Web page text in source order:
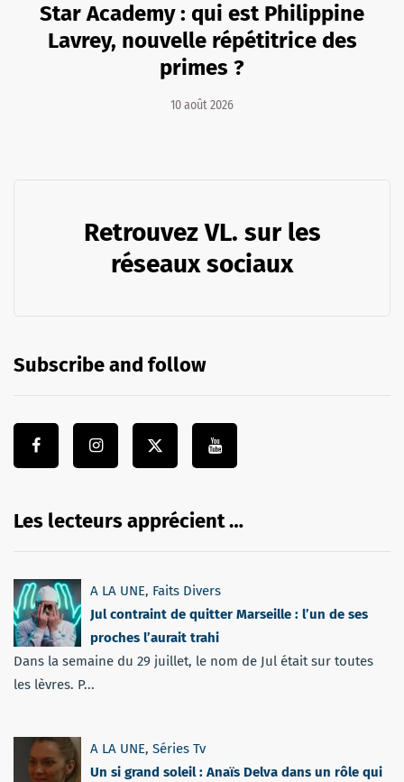
Star Academy : qui est Philippine
Lavrey, nouvelle répétitrice des
primes ?
10 août 2026
Retrouvez VL. sur les
réseaux sociaux
Subscribe and follow
Les lecteurs apprécient …
A LA UNE, Faits Divers
Jul contraint de quitter Marseille : l’un de ses
proches l’aurait trahi
Dans la semaine du 29 juillet, le nom de Jul était sur toutes
les lèvres. P...
A LA UNE, Séries Tv
Un si grand soleil : Anaïs Delva dans un rôle qui